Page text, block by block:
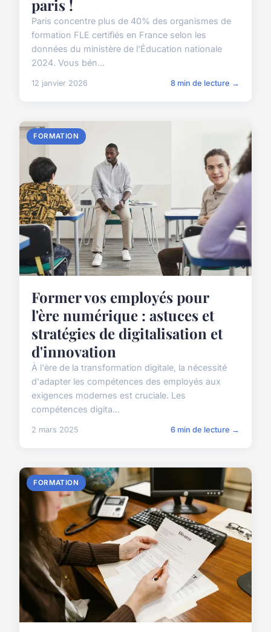
paris !
Paris concentre plus de 40% des organismes de
formation FLE certifiés en France selon les
données du ministère de l'Éducation nationale
2024. Vous bén...
12 janvier 2026 8 min de lecture →
FORMATION
Former vos employés pour
l'ère numérique : astuces et
stratégies de digitalisation et
d'innovation
À l'ère de la transformation digitale, la nécessité
d'adapter les compétences des employés aux
exigences modernes est cruciale. Les
compétences digita...
2 mars 2025 6 min de lecture →
FORMATION